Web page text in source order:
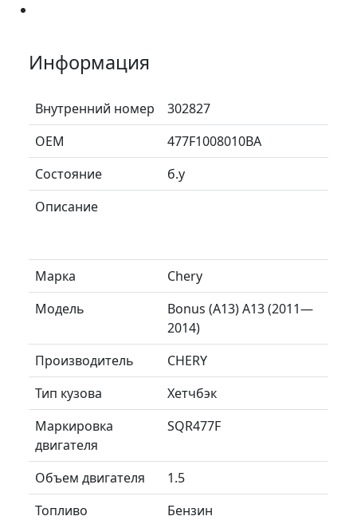
Информация
Внутренний номер
302827
ОЕМ
477F1008010BA
Состояние
б.у
Описание
Марка
Chery
Модель
Bonus (A13) A13 (2011—
2014)
Производитель
CHERY
Тип кузова
Хетчбэк
Маркировка
двигателя
SQR477F
Объем двигателя
1.5
Топливо
Бензин